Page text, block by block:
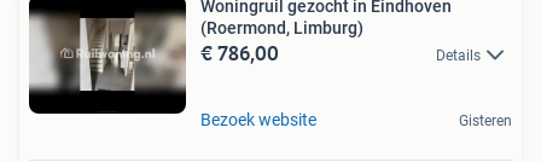
Woningruil gezocht in Eindhoven
(Roermond, Limburg)
€ 786,00 Details
Bezoek website Gisteren